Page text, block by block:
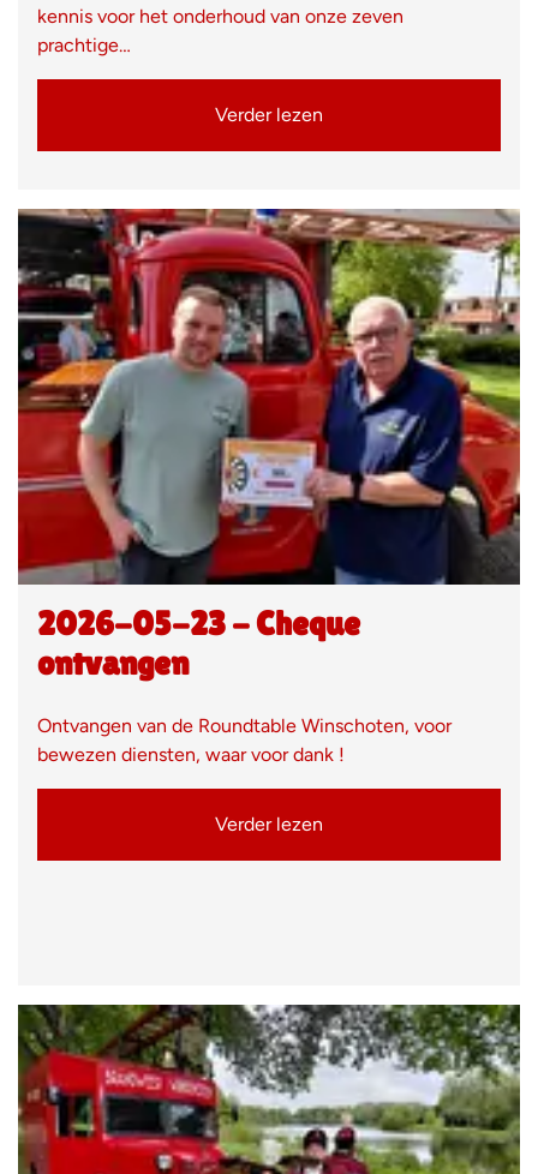
kennis voor het onderhoud van onze zeven
prachtige…
Verder lezen
2026-05-23 - Cheque
ontvangen
Ontvangen van de Roundtable Winschoten, voor
bewezen diensten, waar voor dank !
Verder lezen